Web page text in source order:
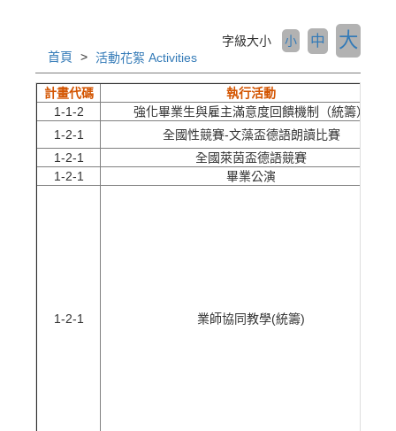
首頁 活動花絮 Activities
字級大小 小 中 大
計畫代碼
執行活動
1-1-2
強化畢業生與雇主滿意度回饋機制（統籌）
1-2-1
全國性競賽-文藻盃德語朗讀比賽
1-2-1
全國萊茵盃德語競賽
1-2-1
畢業公演
1-2-1 業師協同教學(統籌)